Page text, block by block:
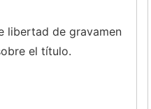
libertad de gravamen
el título.